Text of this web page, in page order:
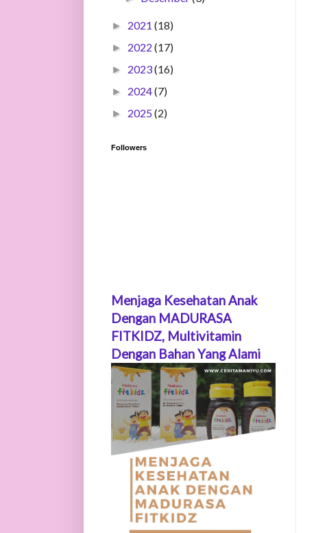
► 2021 (18)
► 2022 (17)
► 2023(16)
► 2024(7)
► 2025(2)
Followers
Menjaga Kesehatan Anak
Dengan MADURASA
FITKIDZ, Multivitamin
Dengan Bahan Yang Alami